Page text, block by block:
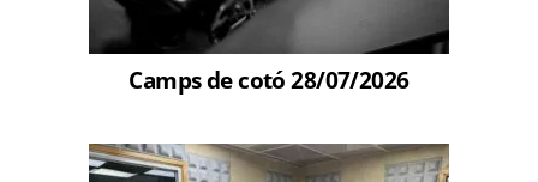
Camps de cotó 28/07/2026